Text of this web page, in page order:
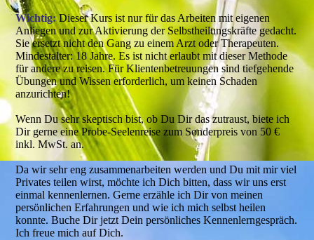
Wichtig:Dieser Kurs ist nur für das Arbeiten mit eigenen
Anliegen und zur Aktivierung der Selbstheilungskräfte gedacht.
Sie ersetzt nicht den Gang zu einem Arzt oder Therapeuten.
Mindestalter: 18 Jahre. Es ist nicht erlaubt mit dieser Methode
für andere zu reisen. Für Klientenbetreuungen sind tiefgehende
Übungen und Wissen erforderlich, um keinen Schaden
anzurichten!
Wenn Du sehr skeptisch bist, ob Du Dir das zutraust, biete ich
Dir gerne eine Probe-Seelenreise zum Sonderpreis von 50 €
inkl. MwSt. an.
Da wir sehr eng zusammenarbeiten werden und Du mit mir viel
Privates teilen wirst, möchte ich Dich bitten, dass wir uns erst
einmal kennenlernen. Gerne erzähle ich Dir von meinen
persönlichen Erfahrungen und wie ich mich selbst heilen
konnte. Buche Dir jetzt Dein persönliches Kennenlerngespräch.
Ich freue mich auf Dich.